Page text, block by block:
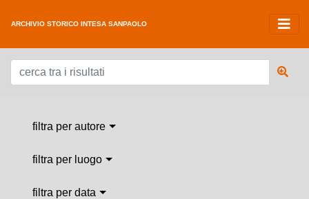
ARCHIVIO STORICO INTESA SANPAOLO
filtra per autore
filtra per luogo
filtra per data